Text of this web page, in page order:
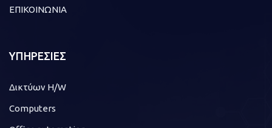
ΕΠΙΚΟΙΝΩΝΙΑ
ΥΠΗΡΕΣΙΕΣ
Δικτύων H/W
Computers